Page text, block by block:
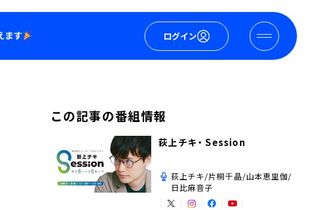
ログイン
この記事の番組情報
荻上チキ・ Session
荻上チキ/片桐千晶/山本恵里伽/
日比麻音子